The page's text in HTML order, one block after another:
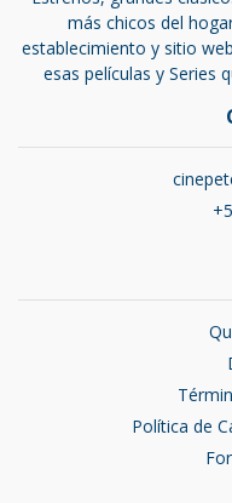
más chicos del
establecimiento y sitio
esas películas y Series
Política de